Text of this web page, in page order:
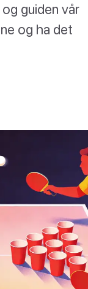
guiden vår
og ha det